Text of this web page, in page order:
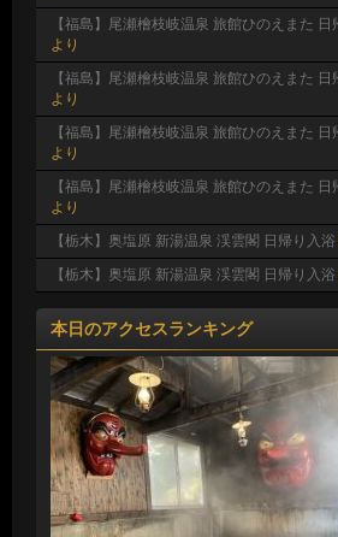
【福島】尾瀬檜枝岐温泉 旅館ひのえまた
より
【福島】尾瀬檜枝岐温泉 旅館ひのえまた
より
【福島】尾瀬檜枝岐温泉 旅館ひのえまた
より
【福島】尾瀬檜枝岐温泉 旅館ひのえまた
より
【栃木】奥塩原 新湯温泉 渓雲閣 日帰り入浴
【栃木】奥塩原 新湯温泉 渓雲閣 日帰り入浴
本日のアクセスランキング